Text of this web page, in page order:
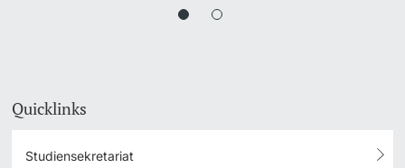
Quicklinks
Studiensekretariat